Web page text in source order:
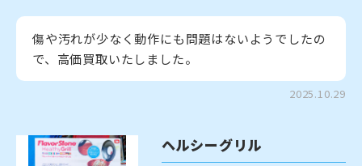
傷や汚れが少なく動作にも問題はないようでしたの
で、高価買取いたしました。
2025.10.29
ヘルシーグリル